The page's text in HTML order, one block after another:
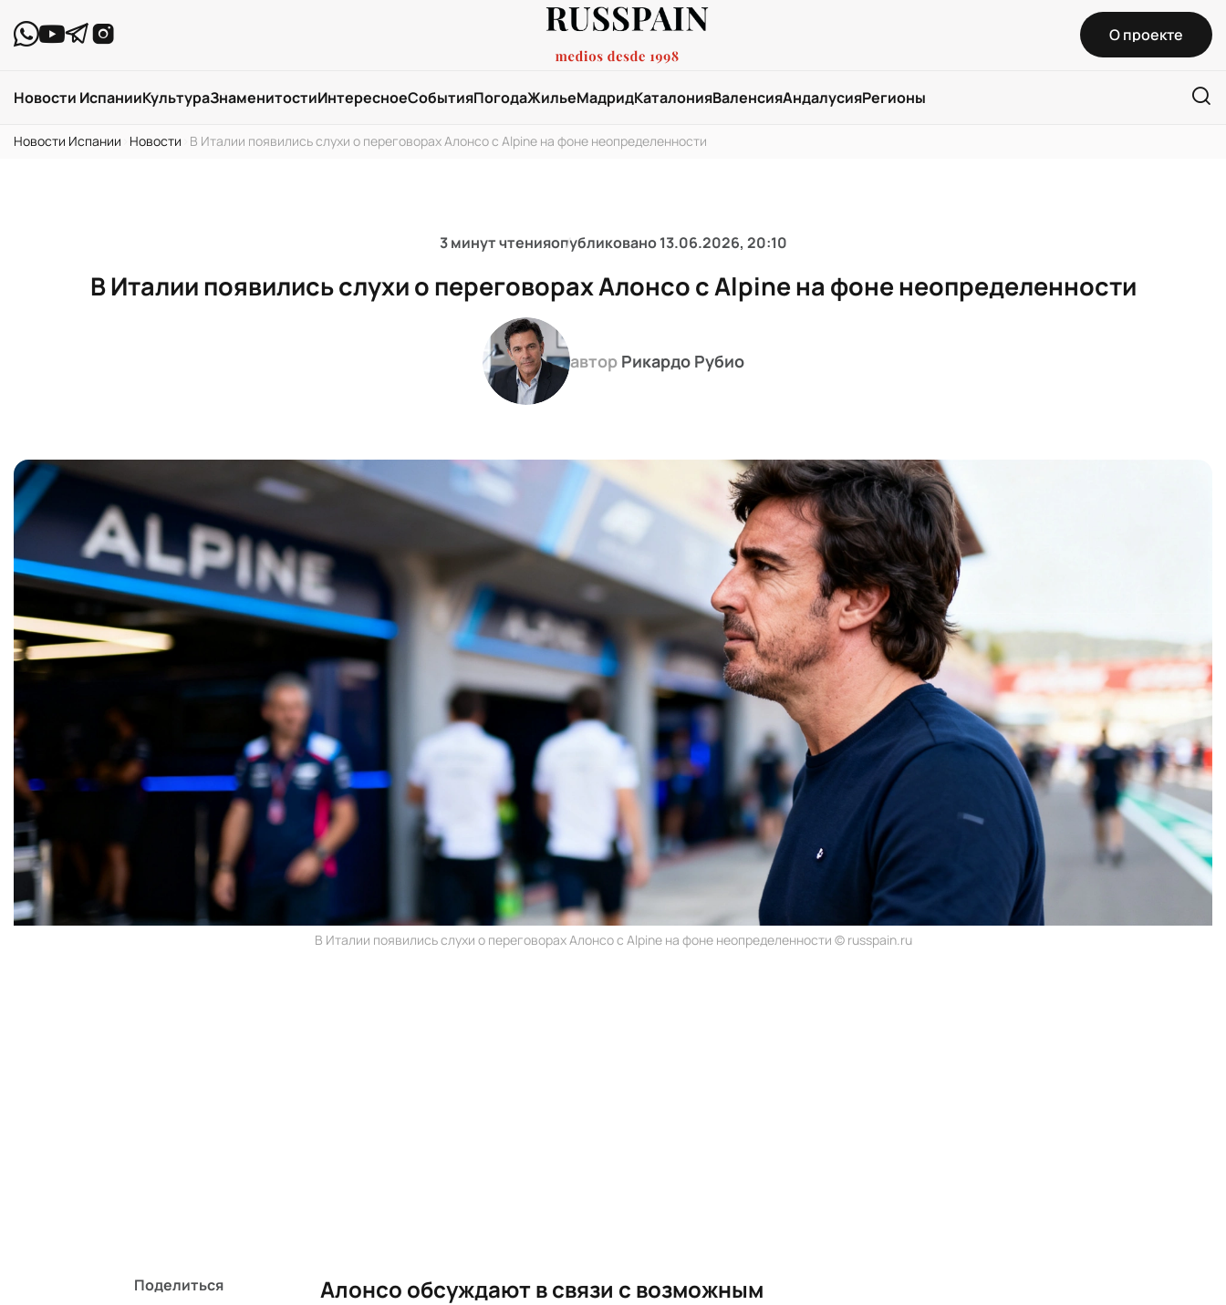
О проекте
Новости ИспанииКультураЗнаменитостиИнтересноеСобытияПогодаЖильеМадридКаталонияВаленсияАндалусияРегионы
Новости Испании Новости В Италии появились слухи о переговорах Алонсо с Alpine на фоне неопределенности
3 минут чтенияопубликовано13.06.2026, 20:10
В Италии появились слухи о переговорах Алонсо с Alpine на фоне неопределенности
автор Рикардо Рубио
В Италии появились слухи о переговорах Алонсо с Alpine на фоне неопределенности © russpain.ru
Поделиться
Алонсо обсуждают в связи с возможным